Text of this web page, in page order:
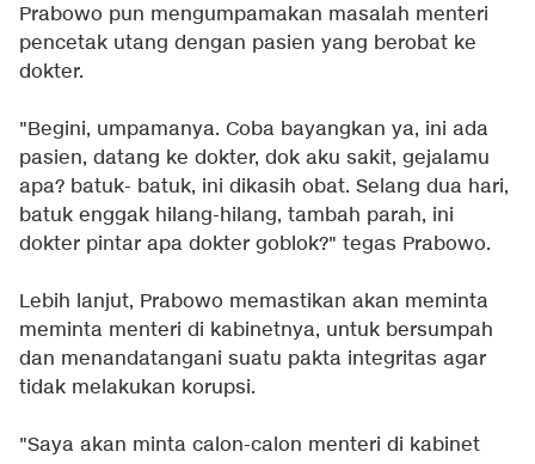
Prabowo pun mengumpamakan masalah menteri
pencetak utang dengan pasien yang berobat ke
dokter.
"Begini, umpamanya. Coba bayangkan ya, ini ada
pasien, datang ke dokter, dok aku sakit, gejalamu
apa? batuk- batuk, ini dikasih obat. Selang dua hari,
batuk enggak hilang-hilang, tambah parah, ini
dokter pintar apa dokter goblok?" tegas Prabowo.
Lebih lanjut, Prabowo memastikan akan meminta
meminta menteri di kabinetnya, untuk bersumpah
dan menandatangani suatu pakta integritas agar
tidak melakukan korupsi.
"Saya akan minta calon-calon menteri di kabinet